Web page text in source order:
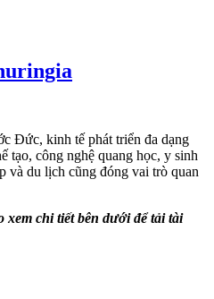
Đức, kinh tế phát triển đa dạng
tạo, công nghệ quang học, y sinh
và du lịch cũng đóng vai trò quan
chi tiết bên dưới để tải tài